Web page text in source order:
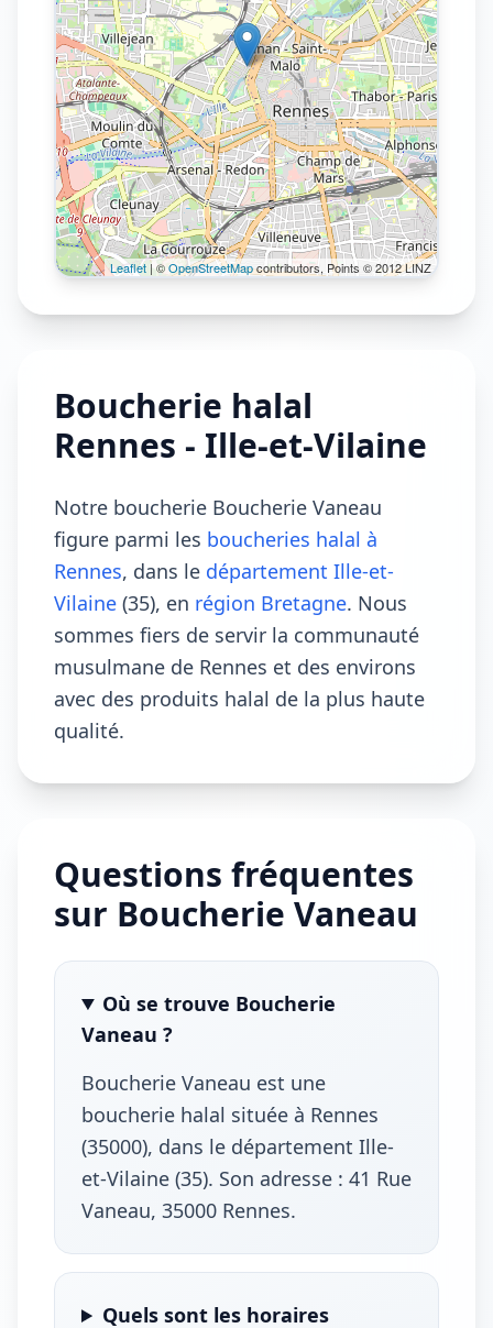
Leaflet| ©OpenStreetMapcontributors, Points © 2012 LINZ
Boucherie halal
Rennes - Ille-et-Vilaine
Notre boucherie Boucherie Vaneau
figure parmi les boucheries halal à
Rennes, dans le département Ille-et-
Vilaine (35), en région Bretagne. Nous
sommes fiers de servir la communauté
musulmane de Rennes et des environs
avec des produits halal de la plus haute
qualité.
Questions fréquentes
sur Boucherie Vaneau
Où se trouve Boucherie
Vaneau ?
Boucherie Vaneau est une
boucherie halal située à Rennes
(35000), dans le département Ille-
et-Vilaine (35). Son adresse : 41 Rue
Vaneau, 35000 Rennes.
Quels sont les horaires